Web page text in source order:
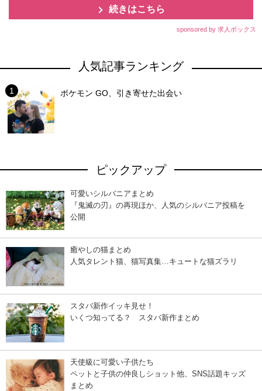
続きはこちら
sponsored by 求人ボックス
人気記事ランキング
ポケモン GO、引き寄せた出会い
ピックアップ
可愛いシルバニアまとめ
『鬼滅の刃』の再現ほか、人気のシルバニア投稿を
公開
癒やしの猫まとめ
人気タレント猫、猫写真集…キュートな猫ズラリ
スタバ新作イッキ見せ！
いくつ知ってる？ スタバ新作まとめ
天使級に可愛い子供たち
ペットと子供の仲良しショット他、SNS話題キッズ
まとめ